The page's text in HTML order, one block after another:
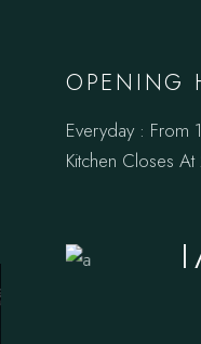
OPENING
Everyday : From
Kitchen Closes